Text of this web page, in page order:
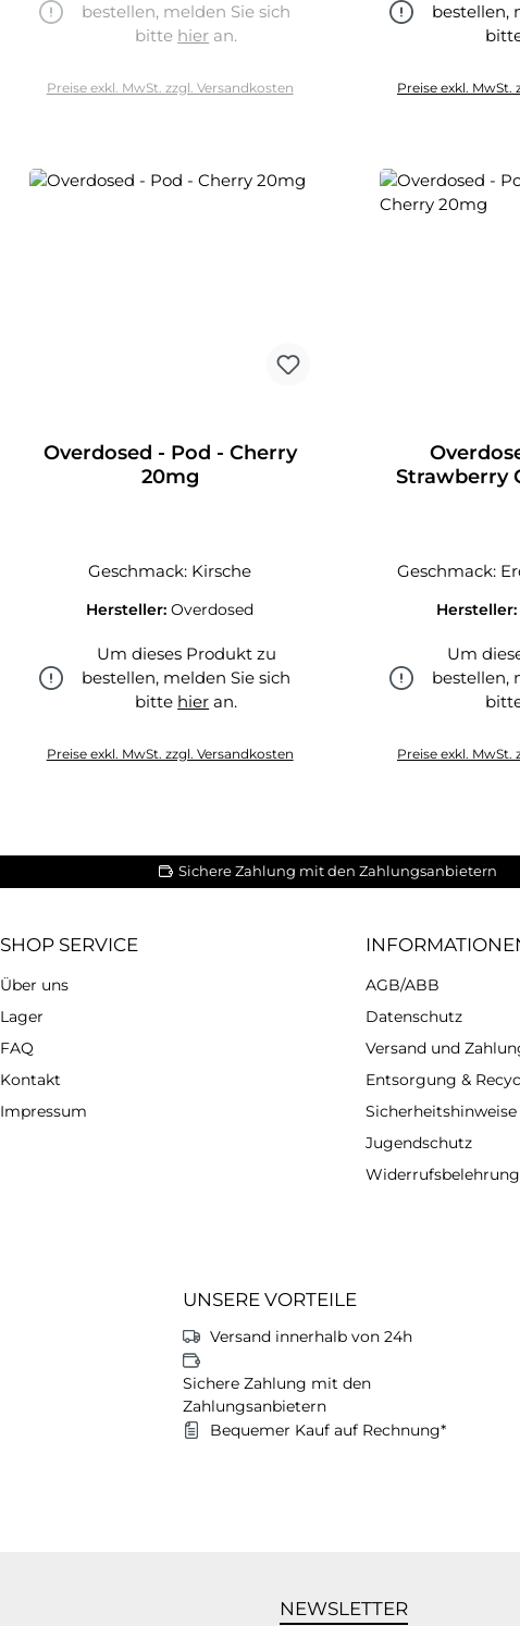
bestellen, melden Sie sich
bitte hier an.
Preise exkl. MwSt. zzgl. Versandkosten
bestellen,
Preise exkl. MwSt.
Overdosed - Pod - Cherry
20mg
Geschmack: Kirsche
Hersteller:Overdosed
Um dieses Produkt zu
bestellen, melden Sie sich
bitte hier an.
Preise exkl. MwSt. zzgl. Versandkosten
Strawberry
Geschmack:
Um
bestellen,
Preise exkl. MwSt.
Sichere Zahlung mit den Zahlungsanbietern
SHOP SERVICE
Über uns
Lager
FAQ
Kontakt
Impressum
AGB/ABB
Datenschutz
Versand und
Entsorgung &
Sicherheitshinweise
Jugendschutz
UNSERE VORTEILE
Versand innerhalb von 24h
Sichere Zahlung mit den
Zahlungsanbietern
Bequemer Kauf auf Rechnung*
NEWSLETTER